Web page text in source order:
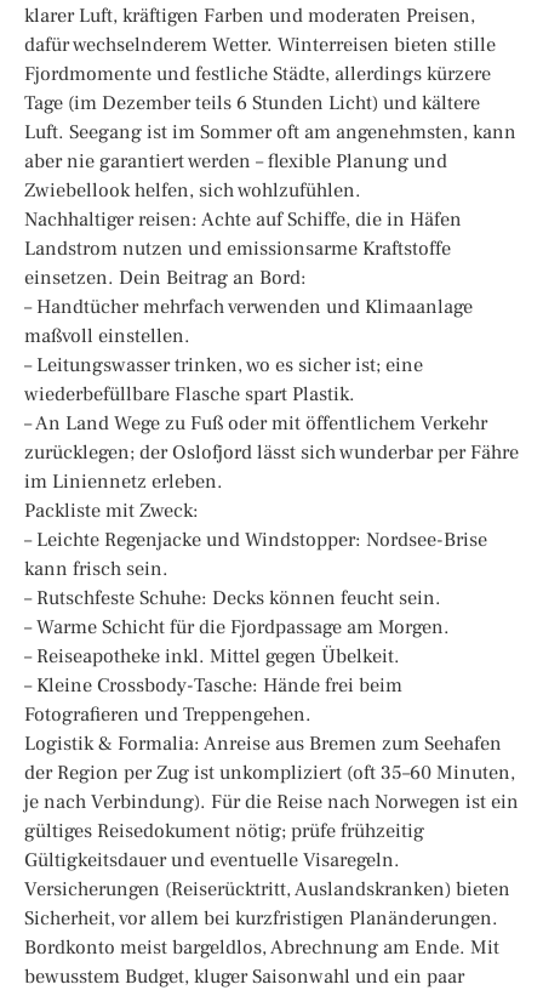
klarer Luft, kräftigen Farben und moderaten Preisen,
dafür wechselnderem Wetter. Winterreisen bieten stille
Fjordmomente und festliche Städte, allerdings kürzere
Tage (im Dezember teils 6 Stunden Licht) und kältere
Luft. Seegang ist im Sommer oft am angenehmsten, kann
aber nie garantiert werden – flexible Planung und
Zwiebellook helfen, sich wohlzufühlen.
Nachhaltiger reisen: Achte auf Schiffe, die in Häfen
Landstrom nutzen und emissionsarme Kraftstoffe
einsetzen. Dein Beitrag an Bord:
– Handtücher mehrfach verwenden und Klimaanlage
maßvoll einstellen.
– Leitungswasser trinken, wo es sicher ist; eine
wiederbefüllbare Flasche spart Plastik.
– An Land Wege zu Fuß oder mit öffentlichem Verkehr
zurücklegen; der Oslofjord lässt sich wunderbar per Fähre
im Liniennetz erleben.
Packliste mit Zweck:
– Leichte Regenjacke und Windstopper: Nordsee-Brise
kann frisch sein.
– Rutschfeste Schuhe: Decks können feucht sein.
– Warme Schicht für die Fjordpassage am Morgen.
– Reiseapotheke inkl. Mittel gegen Übelkeit.
– Kleine Crossbody-Tasche: Hände frei beim
Fotografieren und Treppengehen.
Logistik & Formalia: Anreise aus Bremen zum Seehafen
der Region per Zug ist unkompliziert (oft 35–60 Minuten,
je nach Verbindung). Für die Reise nach Norwegen ist ein
gültiges Reisedokument nötig; prüfe frühzeitig
Gültigkeitsdauer und eventuelle Visaregeln.
Versicherungen (Reiserücktritt, Auslandskranken) bieten
Sicherheit, vor allem bei kurzfristigen Planänderungen.
Bordkonto meist bargeldlos, Abrechnung am Ende. Mit
bewusstem Budget, kluger Saisonwahl und ein paar